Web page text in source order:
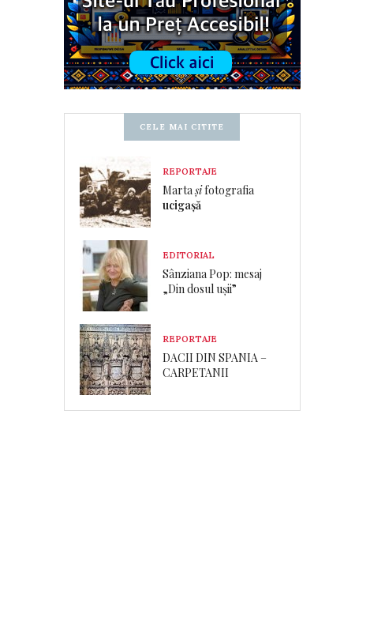
CELE MAI CITITE
REPORTAJE
Martașifotografia
ucigașă
EDITORIAL
Sânziana Pop: mesaj
„Din dosul ușii”
REPORTAJE
DACII DIN SPANIA –
CARPETANII